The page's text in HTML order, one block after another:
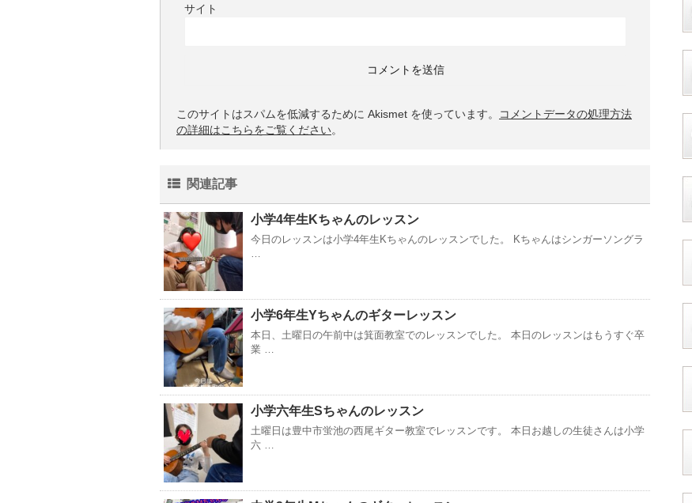
サイト
このサイトはスパムを低減するために Akismet を使っています。
コメントデータの処理方法
の詳細はこちらをご覧ください。
関連記事
小学4年生Kちゃんのレッスン
今日のレッスンは小学4年生Kちゃんのレッスンでした。 Kちゃんはシンガーソングラ
…
小学6年生Yちゃんのギターレッスン
本日、土曜日の午前中は箕面教室でのレッスンでした。 本日のレッスンはもうすぐ卒
業 …
小学六年生Sちゃんのレッスン
土曜日は豊中市蛍池の西尾ギター教室でレッスンです。 本日お越しの生徒さんは小学
六 …